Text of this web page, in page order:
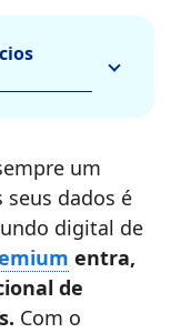
um
dados é
digital de
entra,
de
Com o